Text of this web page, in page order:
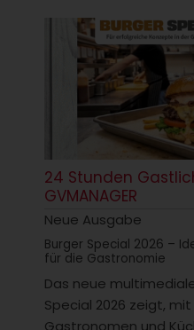
24 Stunden
GVMANAGER
Neue Ausgabe
Burger Special 2026 –
für die Gastronomie
Das neue
Special 2026 zeigt,
Gastronomen und